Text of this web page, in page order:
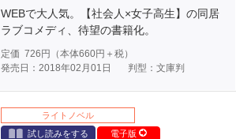
WEBで大人気。【社会人×女子高生】の同居
ラブコメディ、待望の書籍化。
定価 726 円（本体660円＋税）
発売日：2018年02月01日
判型：文庫判
ライトノベル
試し読みをする
電子版